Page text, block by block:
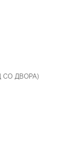
СО ДВОРА)